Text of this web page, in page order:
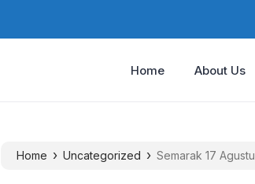
Home About Us
Home › Uncategorized › Semarak 17